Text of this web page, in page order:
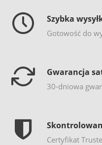
Szybka
Gotowość do
Gwarancja
30-dniowa
Certyfikat